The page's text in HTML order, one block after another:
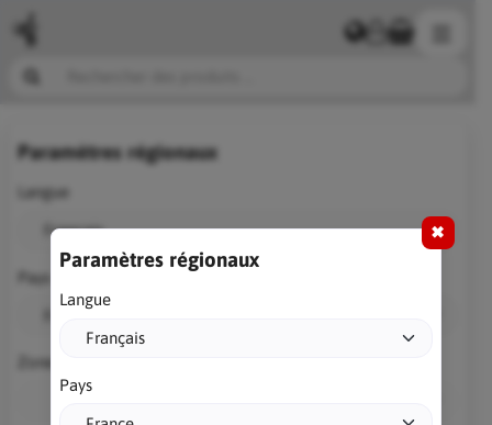
Paramètres régionaux
Langue
Pays
Zone/Région/Département
✖
Paramètres régionaux
Langue
Pays